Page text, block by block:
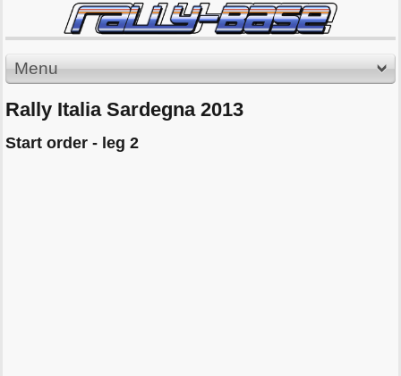
Menu
Rally Italia Sardegna 2013
Start order - leg 2